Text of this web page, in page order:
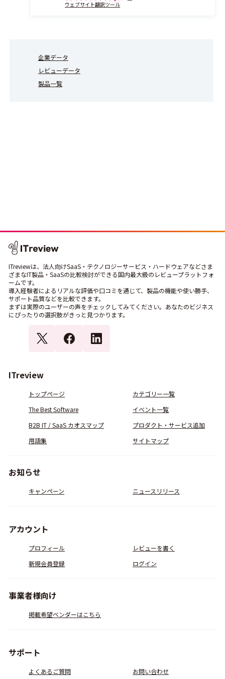
ウェブサイト翻訳ツール
企業データ
レビューデータ
製品一覧
ITreviewは、法人向けSaaS・テクノロジーサービス・ハードウェアなどさま
ざまなIT製品・SaaSの比較検討ができる国内最大級のレビュープラットフォ
ームです。
導入経験者によるリアルな評価や口コミを通じて、製品の機能や使い勝手、
サポート品質などを比較できます。
まずは実際のユーザーの声をチェックしてみてください。あなたのビジネス
にぴったりの選択肢がきっと見つかります。
ITreview
トップページ
カテゴリー一覧
The Best Software
イベント一覧
B2B IT / SaaS カオスマップ
プロダクト・サービス追加
用語集
サイトマップ
お知らせ
キャンペーン ニュースリリース
アカウント
プロフィール
レビューを書く
新規会員登録
ログイン
事業者様向け
掲載希望ベンダーはこちら
サポート
よくあるご質問 お問い合わせ